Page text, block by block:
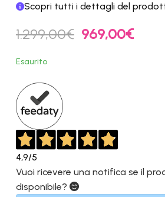
Scopri tutti i dettagli del
1.299,00€ Il
prezzo
969,00€Il
Esaurito
4,9/5
Vuoi ricevere una notifica se il
disponibile?